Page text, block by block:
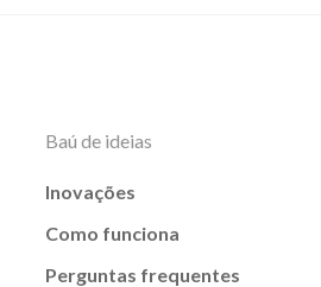
Baú de ideias
Inovações
Como funciona
Perguntas frequentes